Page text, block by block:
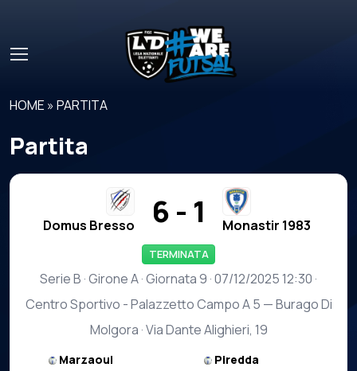
HOME »PARTITA
Partita
Domus Bresso 6 - 1 Monastir 1983
TERMINATA
Serie B · Girone A · Giornata 9 · 07/12/2025 12:30 ·
Centro Sportivo - Palazzetto Campo A 5 — Burago Di
Molgora · Via Dante Alighieri, 19
Marzaoui
Piredda